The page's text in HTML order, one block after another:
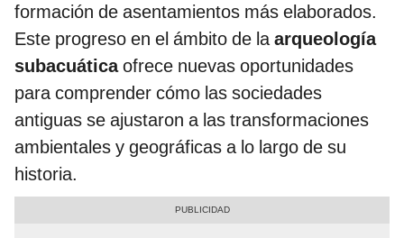
formación de asentamientos más elaborados.
Este progreso en el ámbito de laarqueología
subacuáticaofrece nuevas oportunidades
para comprender cómo las sociedades
antiguas se ajustaron a las transformaciones
ambientales y geográficas a lo largo de su
historia.